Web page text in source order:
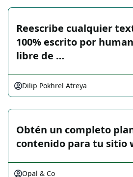
Reescribe cualquier
100% escrito por
libre de …
Dilip Pokhrel Atreya
Obtén un completo
contenido para tu sitio
Opal & Co